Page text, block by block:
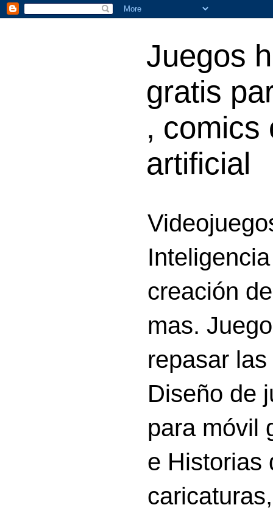
Juegos
gratis
, comics
artificial
creación
mas.
repasar
Diseño de
para móvil
e Historias